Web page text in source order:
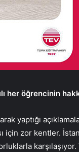
her öğrencinin
yaptığı
için zor kentler.
karşılaşıyor.